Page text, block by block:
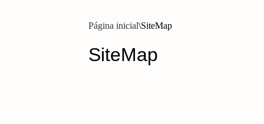
Página inicial
SiteMap